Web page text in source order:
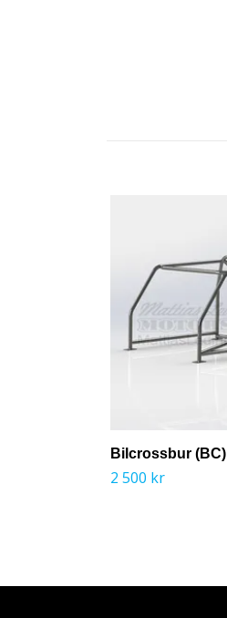
Bilcrossbur (BC)
2 500 kr